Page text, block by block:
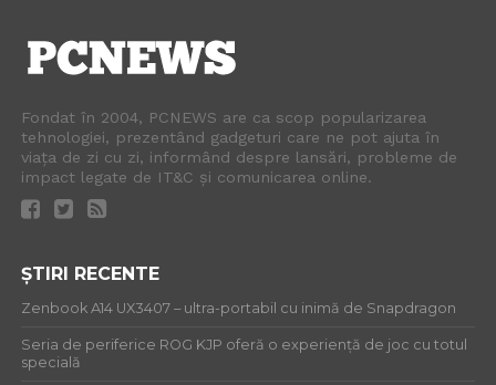
Fondat în 2004, PCNEWS are ca scop popularizarea
tehnologiei, prezentând gadgeturi care ne pot ajuta în
viața de zi cu zi, informând despre lansări, probleme de
impact legate de IT&C și comunicarea online.
ȘTIRI RECENTE
Zenbook A14 UX3407 – ultra-portabil cu inimă de Snapdragon
Seria de periferice ROG KJP oferă o experiență de joc cu totul
specială